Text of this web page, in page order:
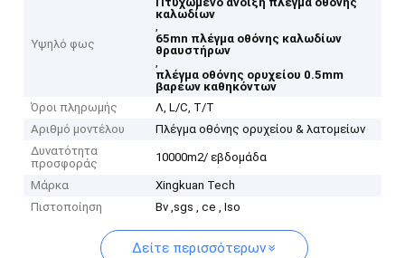
Υψηλό φως
καλωδίων
,
65mn πλέγμα οθόνης καλωδίων
θραυστήρων
,
πλέγμα οθόνης ορυχείου 0.5mm
βαρέων καθηκόντων
Όροι πληρωμής
Λ, L/C, T/T
Αριθμό μοντέλου
Πλέγμα οθόνης ορυχείου & λατομείων
Δυνατότητα
προσφοράς
10000m2/ εβδομάδα
Μάρκα
Xingkuan Tech
Πιστοποίηση
Bv ,sgs , ce , Iso
Δείτε περισσότερων